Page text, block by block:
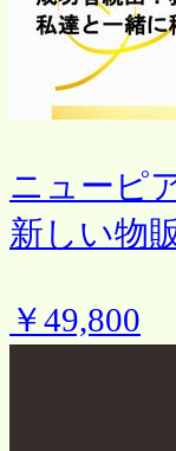
ニューピ
新しい物
￥49,800